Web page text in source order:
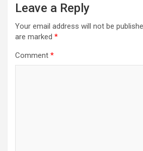
Leave a Reply
Your email address will not be
are marked *
Comment *